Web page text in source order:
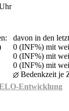
davon in den
0 (INF%) mit
0 (INF%) mit
0 (INF%) mit
Bedenkzeit je
Entwicklung